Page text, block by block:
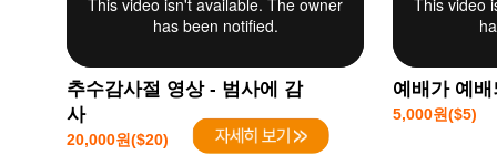
추수감사절 영상 - 범사에 감
사
20,000원($20)
예배가 예
5,000원($5)